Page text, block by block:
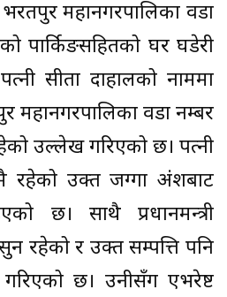
भरतपुर महानगरपालिका वडा
पार्किङसहितको घर घडेरी
सीता दाहालको नाममा
महानगरपालिका वडा नम्बर
उल्लेख गरिएको छ। पत्नी
रहेको उक्त जग्गा अंशबाट
छ। साथै प्रधानमन्त्री
रहेको र उक्त सम्पत्ति पनि
छ। उनीसँग एभरेष्ट